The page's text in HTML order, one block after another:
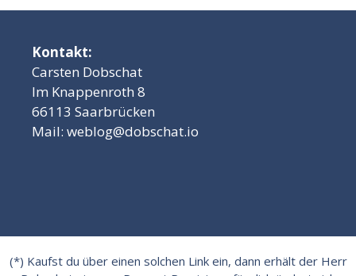
Kontakt:
Carsten Dobschat
Im Knappenroth 8
66113 Saarbrücken
Mail: weblog@dobschat.io
(*) Kaufst du über einen solchen Link ein, dann erhält der Herr